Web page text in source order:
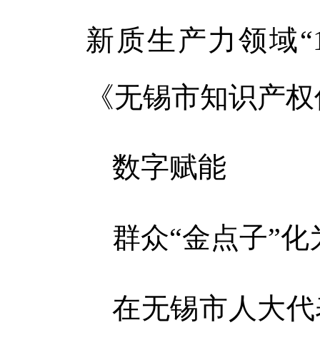
新质生产力领域
《无锡市知识产
数字赋能
群众“金点子”
在无锡市人大